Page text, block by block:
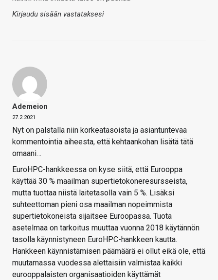
Kirjaudu sisään vastataksesi
Ademeion
27.2.2021
Nyt on palstalla niin korkeatasoista ja asiantuntevaa
kommentointia aiheesta, että kehtaankohan lisätä tätä
omaani…
EuroHPC-hankkeessa on kyse siitä, että Eurooppa
käyttää 30 % maailman supertietokoneresursseista,
mutta tuottaa niistä laitetasolla vain 5 %. Lisäksi
suhteettoman pieni osa maailman nopeimmista
supertietokoneista sijaitsee Euroopassa. Tuota
asetelmaa on tarkoitus muuttaa vuonna 2018 käytännön
tasolla käynnistyneen EuroHPC-hankkeen kautta.
Hankkeen käynnistämisen päämäärä ei ollut eikä ole, että
muutamassa vuodessa alettaisiin valmistaa kaikki
eurooppalaisten organisaatioiden käyttämät